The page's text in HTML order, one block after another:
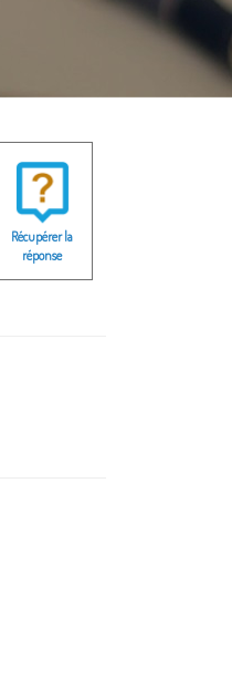
Récupérer la
réponse